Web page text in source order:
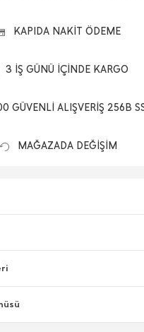
KAPIDA NAKİT ÖDEME
3 İŞ GÜNÜ İÇİNDE KARGO
GÜVENLİ ALIŞVERİŞ 256B
MAĞAZADA DEĞİŞİM